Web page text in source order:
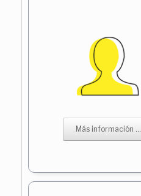
Más información ...